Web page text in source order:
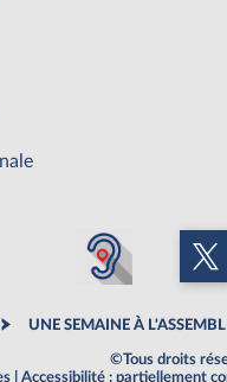
UNE SEMAINE À
©Tous droits
Accessibilité : partiellement